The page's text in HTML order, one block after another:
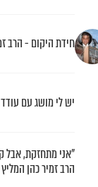
חידת היקום - הרב
יש לי מושג עם
"אני מתחזקת, אבל
הרב זמיר כהן